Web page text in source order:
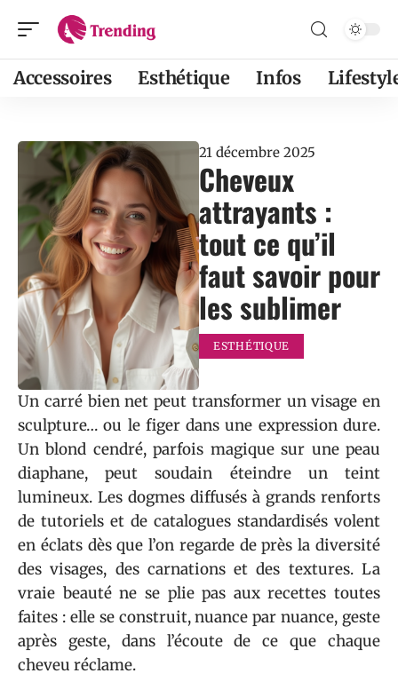
Accessoires Esthétique Infos
21 décembre 2025
Cheveux
attrayants :
tout ce qu’il
faut savoir pour
les sublimer
ESTHÉTIQUE
Un carré bien net peut transformer un visage en
sculpture… ou le figer dans une expression dure.
Un blond cendré, parfois magique sur une peau
diaphane, peut soudain éteindre un teint
lumineux. Les dogmes diffusés à grands renforts
de tutoriels et de catalogues standardisés volent
en éclats dès que l’on regarde de près la diversité
des visages, des carnations et des textures. La
vraie beauté ne se plie pas aux recettes toutes
faites : elle se construit, nuance par nuance, geste
après geste, dans l’écoute de ce que chaque
cheveu réclame.